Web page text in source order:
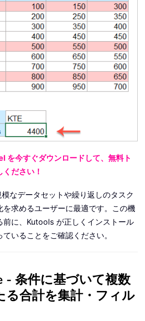
を今すぐダウンロードして、無料ト
ださい！
なデータセットや繰り返しのタスク
を求めるユーザーに最適です。この機
前に、Kutools が正しくインストール
いることをご確認ください。
- 条件に基づいて複数
る合計を集計・フィル